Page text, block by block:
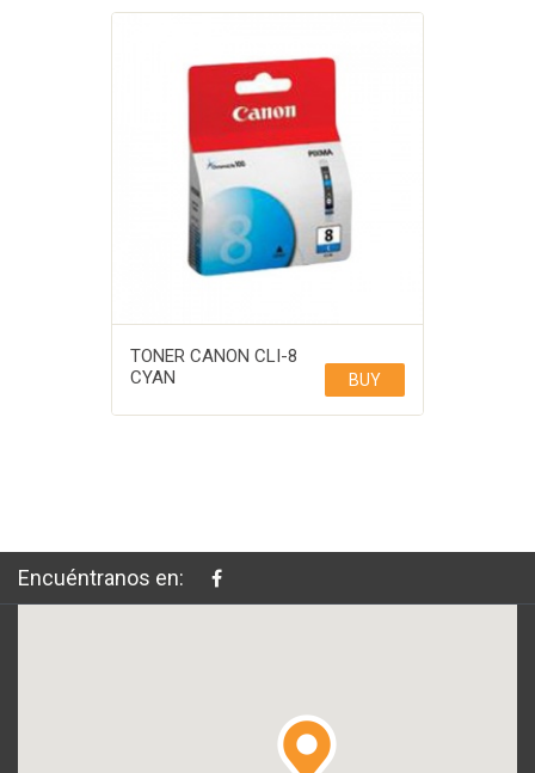
TONER CANON CLI-8
CYAN
BUY
Encuéntranos en: